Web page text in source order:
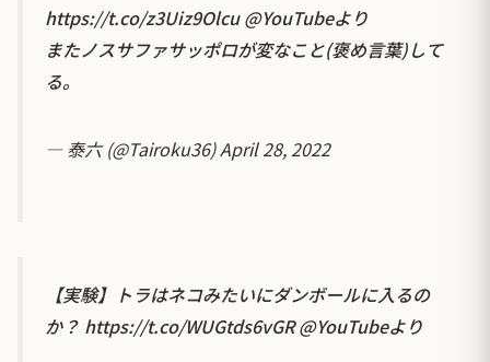
https://t.co/z3Uiz9Olcu @YouTubeより
またノスサファサッポロが変なこと(褒め言葉)して
る。
— 泰六 (@Tairoku36)April 28, 2022
【実験】トラはネコみたいにダンボールに入るの
か？ https://t.co/WUGtds6vGR @YouTubeより